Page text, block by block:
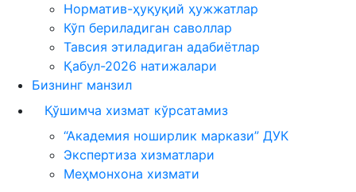
Норматив-ҳуқуқий ҳужжатлар
Кўп бериладиган саволлар
Тавсия этиладиган адабиётлар
Қабул-2026 натижалари
Бизнинг манзил
Қўшимча хизмат кўрсатамиз
“Академия ноширлик маркази” ДУК
Экспертиза хизматлари
Меҳмонхона хизмати